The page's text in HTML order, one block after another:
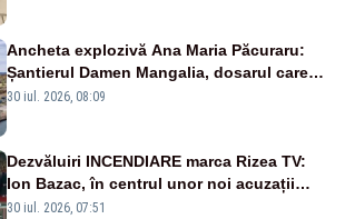
Ancheta explozivă Ana Maria Păcuraru:
Șantierul Damen Mangalia, dosarul care
scufundă apărarea României
30 iul. 2026, 08:09
Dezvăluiri INCENDIARE marca Rizea TV:
Ion Bazac, în centrul unor noi acuzații
publice
30 iul. 2026, 07:51